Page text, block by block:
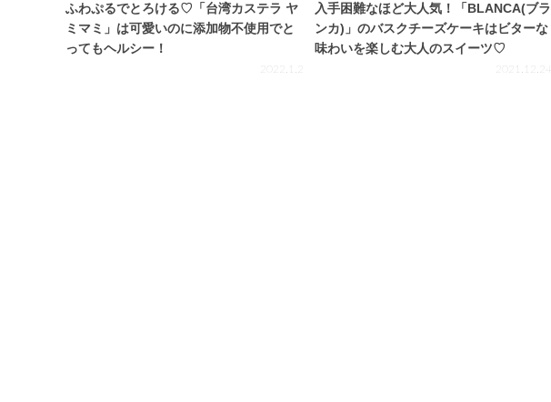
ふわぷるでとろける♡「台湾カステラ ヤ
ミマミ」は可愛いのに添加物不使用でと
ってもヘルシー！
2022.1.2
入手困難なほど大人気！「BLANCA(ブラ
ンカ)」のバスクチーズケーキはビターな
味わいを楽しむ大人のスイーツ♡
2021.12.24